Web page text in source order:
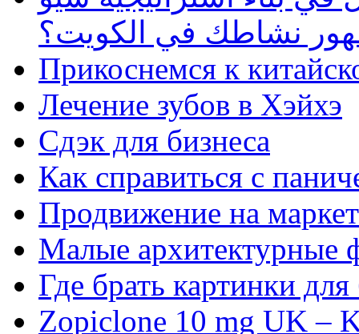
نشاطك في الكويت؟
Прикоснемся к
Лечение зубов в Хэйхэ
Сдэк для бизнеса
Как справиться с
Продвижение на
Малые архитектурные
Где брать картинки
Zopiclone 10 mg UK –